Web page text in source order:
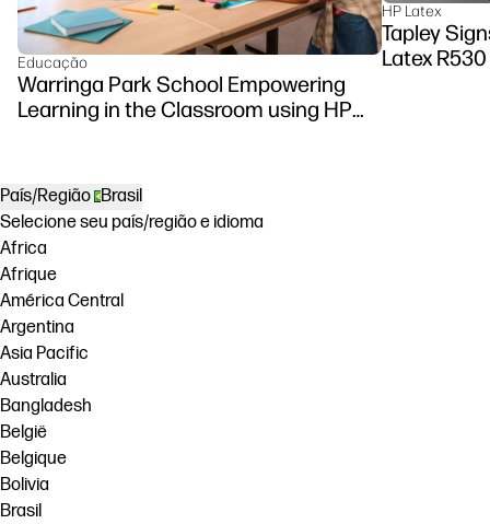
Educação
Warringa Park School Empowering
Learning in the Classroom using HP
HP Latex
Tapley
Latex
País/Região Brasil
Selecione seu país/região e idioma
Africa
Afrique
América Central
Argentina
Asia Pacific
Australia
Bangladesh
België
Belgique
Bolivia
Brasil